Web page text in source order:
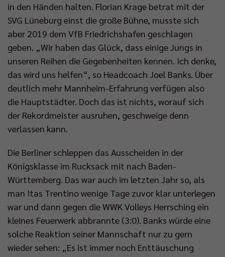
in den Händen halten. Florian Krage betrat mit der
SVG Lüneburg einst die große Bühne, musste sich
aber 2019 dem VfB Friedrichshafen geschlagen
geben. „Wir haben das Glück, dass einige Jungs in
unseren Reihen die Gegebenheiten kennen. Ich denke,
das wird uns helfen“, so Headcoach Joel Banks. Über
deutlich mehr Mannheim-Erfahrung verfügen also
die Hauptstädter. Doch das ist nichts, worauf sich
der Rekordmeister ausruhen, geschweige denn
verlassen kann.
Die Berliner schleppen das Ausscheiden in der
Königsklasse im Rucksack mit nach Baden-
Württemberg. Das war auch im letzten Jahr so, als
man Itas Trentino wenige Tage zuvor klar unterlegen
war und dann gegen die WWK Volleys Herrsching ein
kleines Feuerwerk abbrannte (3:0). Banks würde eine
solche Reaktion seiner Mannschaft nur zu gern
wieder sehen: „Es ist immer noch Enttäuschung
Impressum|Datenschutzerklärung